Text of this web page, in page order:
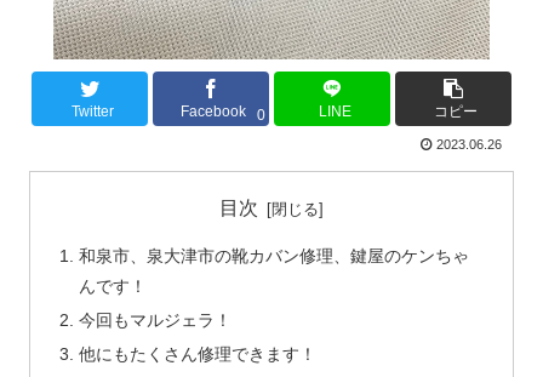
Twitter Facebook 0 LINE コピー
2023.06.26
目次
和泉市、泉大津市の靴カバン修理、鍵屋のケンちゃ
んです！
今回もマルジェラ！
他にもたくさん修理できます！